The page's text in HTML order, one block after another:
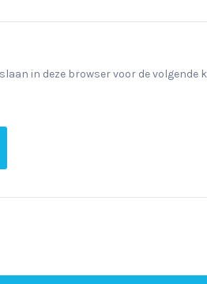
in deze browser voor de volgende